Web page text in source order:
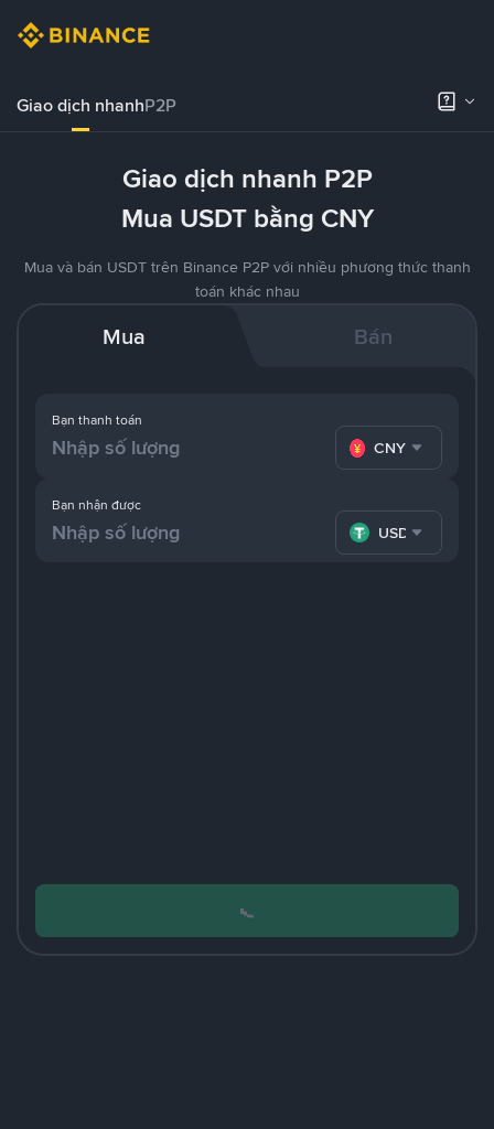
Giao dịch nhanhP2P
Giao dịch nhanh P2P
Mua USDT bằng CNY
Mua và bán USDT trên Binance P2P với nhiều phương thức thanh
toán khác nhau
Mua Bán
Bạn thanh toán
CNY
Bạn nhận được
USDT